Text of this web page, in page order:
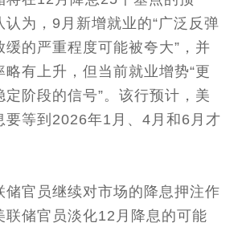
认为，9月新增就业的“广泛反弹
缓的严重程度可能被夸大”，并
略有上升，但当前就业增势“更
定阶段的信号”。该行预计，美
要等到2026年1月、4月和6月才
储官员继续对市场的降息押注作
联储官员淡化12月降息的可能